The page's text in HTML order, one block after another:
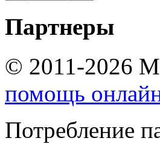
Партнеры
© 2011-2026
помощь
Потребление